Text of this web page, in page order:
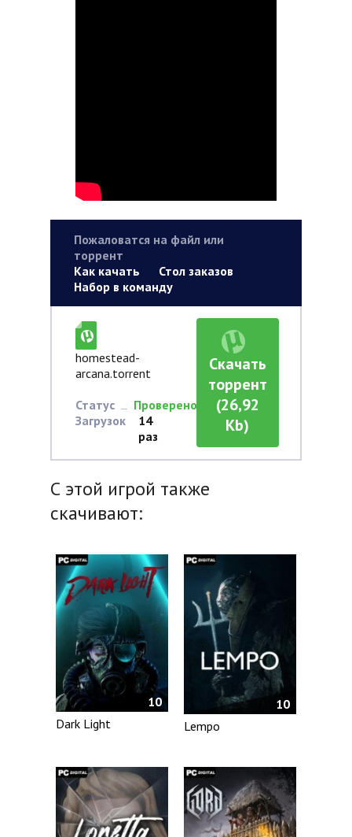
Пожаловатся на файл или
торрент
Как качать
Стол заказов
Набор в команду
homestead-
arcana.torrent
Статус
Проверено
Загрузок
14
раз
Скачать
торрент
(26,92
Kb)
С этой игрой также
скачивают:
10
Dark Light
10
Lempo